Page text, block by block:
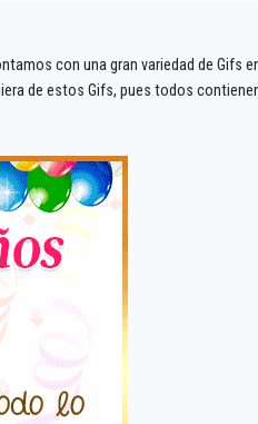
con una gran variedad de Gifs
de estos Gifs, pues todos